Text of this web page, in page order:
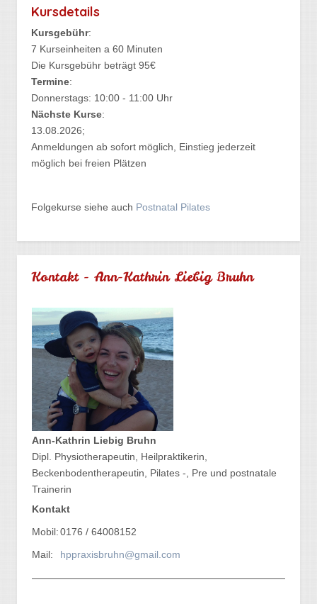
Kursdetails
Kursgebühr:
7 Kurseinheiten a 60 Minuten
Die Kursgebühr beträgt 95€
Termine:
Donnerstags: 10:00 - 11:00 Uhr
Nächste Kurse:
13.08.2026;
Anmeldungen ab sofort möglich, Einstieg jederzeit
möglich bei freien Plätzen
Folgekurse siehe auch Postnatal Pilates
Kontakt - Ann-Kathrin Liebig Bruhn
Ann-Kathrin Liebig Bruhn
Dipl. Physiotherapeutin, Heilpraktikerin,
Beckenbodentherapeutin, Pilates -, Pre und postnatale
Trainerin
Kontakt
Mobil:0176 / 64008152
Mail:
hppraxisbruhn@gmail.com